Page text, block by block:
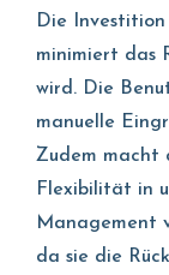
Die
minimiert das
wird. Die
manuelle
Zudem macht
Flexibilität in
Management
da sie die